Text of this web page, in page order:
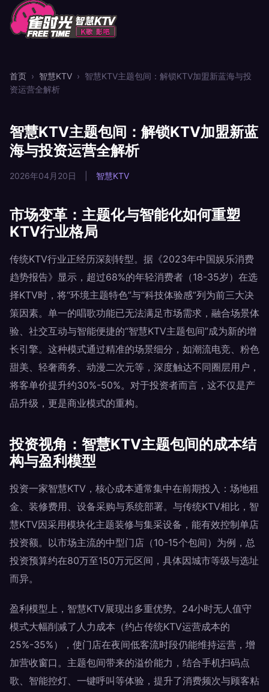
首页 › 智慧KTV › 智慧KTV主题包间：解锁KTV加盟新蓝海与投
资运营全解析
智慧KTV主题包间：解锁KTV加盟新蓝
海与投资运营全解析
2026年04月20日 智慧KTV
市场变革：主题化与智能化如何重塑
KTV行业格局
传统KTV行业正经历深刻转型。据《2023年中国娱乐消费
趋势报告》显示，超过68%的年轻消费者（18-35岁）在选
择KTV时，将“环境主题特色”与“科技体验感”列为前三大决
策因素。单一的唱歌功能已无法满足市场需求，融合场景体
验、社交互动与智能便捷的“智慧KTV主题包间”成为新的增
长引擎。这种模式通过精准的场景细分，如潮流电竞、粉色
甜美、轻奢商务、动漫二次元等，深度触达不同圈层用户，
将客单价提升约30%-50%。对于投资者而言，这不仅是产
品升级，更是商业模式的重构。
投资视角：智慧KTV主题包间的成本结
构与盈利模型
投资一家智慧KTV，核心成本通常集中在前期投入：场地租
金、装修费用、设备采购与系统部署。与传统KTV相比，智
慧KTV因采用模块化主题装修与集采设备，能有效控制单店
投资额。以市场主流的中型门店（10-15个包间）为例，总
投资预算约在80万至150万元区间，具体因城市等级与选址
而异。
盈利模型上，智慧KTV展现出多重优势。24小时无人值守
模式大幅削减了人力成本（约占传统KTV运营成本的
25%-35%），使门店在夜间低客流时段仍能维持运营，增
加营收窗口。主题包间带来的溢价能力，结合手机扫码点
歌、智能控灯、一键呼叫等体验，提升了消费频次与顾客粘